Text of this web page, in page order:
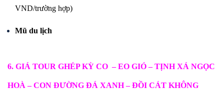
VND/trường hợp)
Mũ du lịch
6. GIÁ TOUR GHÉPKỲ CO – EO GIÓ – TỊNH XÁ NGỌC
HOÀ – CON ĐƯỜNG ĐÁ XANH – ĐỒI CÁT KHÔNG